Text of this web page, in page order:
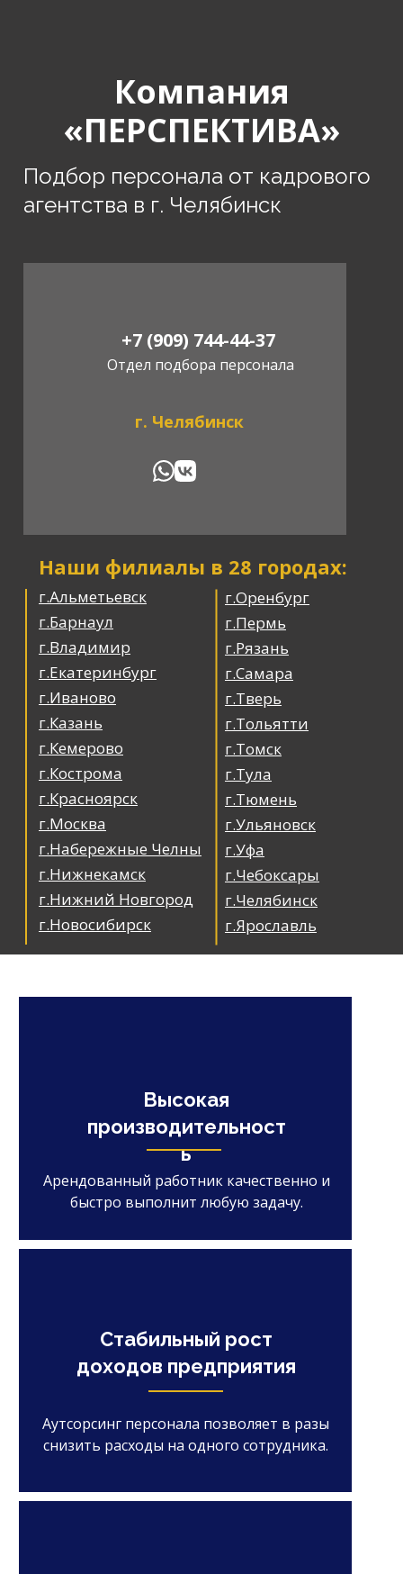
г.Оренбург
г.Пермь
г.Рязань
г.Самара
г.Тверь
г.Тольятти
г.Томск
г.Тула
г.Тюмень
г.Ульяновск
г.Уфа
г.Чебоксары
г.Челябинск
г.Ярославль
г.Альметьевск
г.Барнаул
г.Владимир
г.Екатеринбург
г.Иваново
г.Казань
г.Кемерово
г.Кострома
г.Красноярск
г.Москва
г.Набережные Челны
г.Нижнекамск
г.Нижний Новгород
г.Новосибирск
Наши филиалы в 28 городах:
Высокая
производительност
ь
Арендованный работник качественно и
быстро выполнит любую задачу.
Стабильный рост
доходов предприятия
Аутсорсинг персонала позволяет в разы
снизить расходы на одного сотрудника.
Отдел подбора персонала
+7 (909) 744-44-37
г. Челябинск
Подбор персонала от кадрового
агентства в г. Челябинск
Компания
«ПЕРСПЕКТИВА»